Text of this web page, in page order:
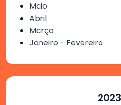
Maio
Abril
Março
Janeiro - Fevereiro
2023